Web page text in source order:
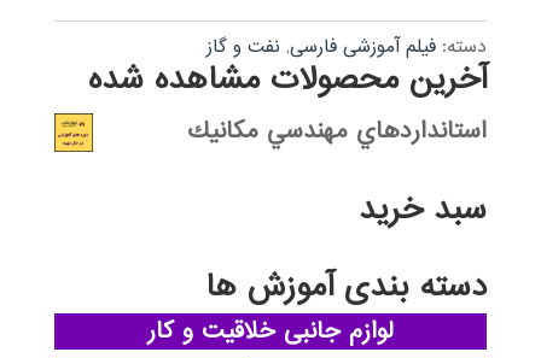
دسته: فیلم آموزشی فارسی, نفت و گاز
آخرین محصولات مشاهده شده
استانداردهاي مهندسي مكانيك
سبد خرید
دسته بندی آموزش ها
لوازم جانبی خلاقیت و کار